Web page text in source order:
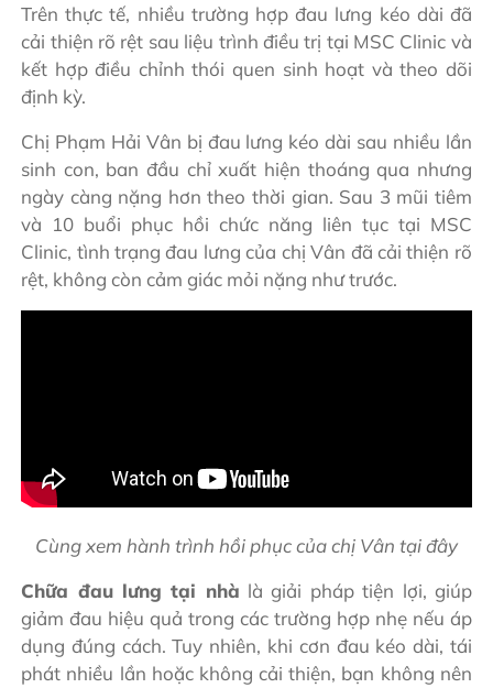
Trên thực tế, nhiều trường hợp đau lưng kéo dài đã
cải thiện rõ rệt sau liệu trình điều trị tại MSC Clinic và
kết hợp điều chỉnh thói quen sinh hoạt và theo dõi
định kỳ.
Chị Phạm Hải Vân bị đau lưng kéo dài sau nhiều lần
sinh con, ban đầu chỉ xuất hiện thoáng qua nhưng
ngày càng nặng hơn theo thời gian. Sau 3 mũi tiêm
và 10 buổi phục hồi chức năng liên tục tại MSC
Clinic, tình trạng đau lưng của chị Vân đã cải thiện rõ
rệt, không còn cảm giác mỏi nặng như trước.
Cùng xem hành trình hồi phục của chị Vân tại đây
Chữa đau lưng tại nhà là giải pháp tiện lợi, giúp
giảm đau hiệu quả trong các trường hợp nhẹ nếu áp
dụng đúng cách. Tuy nhiên, khi cơn đau kéo dài, tái
phát nhiều lần hoặc không cải thiện, bạn không nên